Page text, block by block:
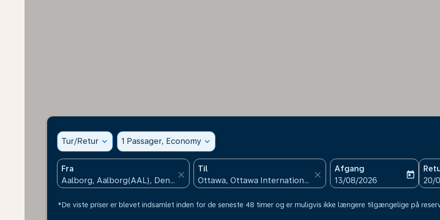
Tur/Retur expand_more 1 Passager, Economy expand_more
Fra
close
Til
close
Afgang
fc-booking-departure-
13/08/2026
today
fc-
20/
*De viste priser er blevet indsamlet inden for de seneste 48 timer og er muligvis ikke længere tilgængelige på